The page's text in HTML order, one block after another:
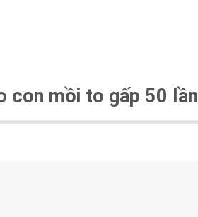
con mồi to gấp 50 lần